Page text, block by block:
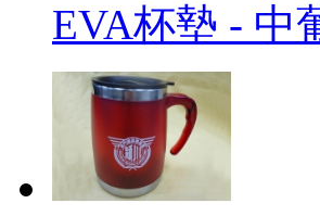
EVA杯墊 - 中